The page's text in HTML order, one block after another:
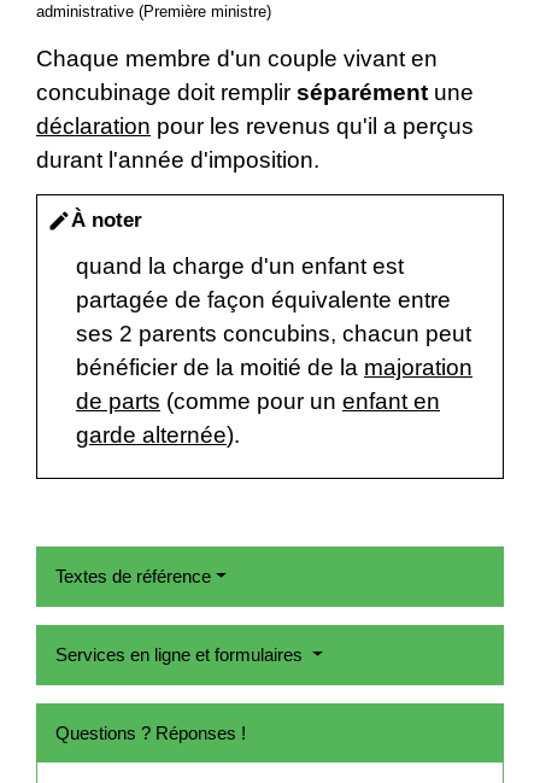
administrative (Première ministre)
Chaque membre d'un couple vivant en
concubinage doit remplir séparément une
déclaration pour les revenus qu'il a perçus
durant l'année d'imposition.
editÀ noter
quand la charge d'un enfant est
partagée de façon équivalente entre
ses 2 parents concubins, chacun peut
bénéficier de la moitié de la majoration
de parts (comme pour un enfant en
garde alternée).
Textes de référence
Services en ligne et formulaires
Questions ? Réponses !